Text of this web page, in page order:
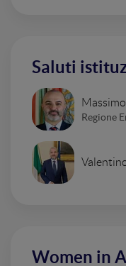
Saluti
Regione
Women in